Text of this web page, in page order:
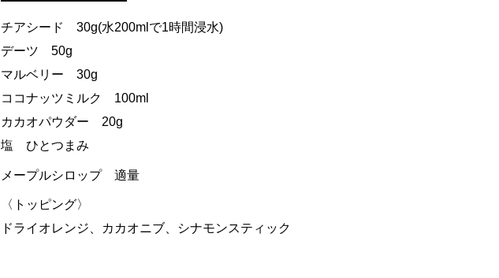
チアシード 30g(水200mlで1時間浸水)
デーツ 50g
マルベリー 30g
ココナッツミルク 100ml
カカオパウダー 20g
塩 ひとつまみ
メープルシロップ 適量
〈トッピング〉
ドライオレンジ、カカオニブ、シナモンスティック